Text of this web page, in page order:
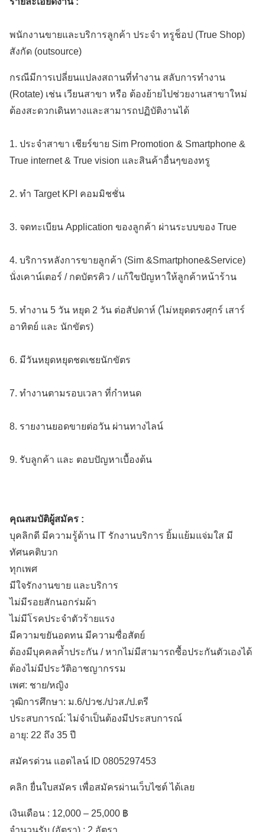
พนักงานขายและบริการลูกค้า ประจำ ทรูช็อป (True Shop)
สังกัด (outsource)
กรณีมีการเปลี่ยนแปลงสถานที่ทำงาน สลับการทำงาน
(Rotate) เช่น เวียนสาขา หรือ ต้องย้ายไปช่วยงานสาขาใหม่
ต้องสะดวกเดินทางและสามารถปฏิบัติงานได้
1. ประจำสาขา เชียร์ขาย Sim Promotion & Smartphone &
True internet & True vision และสินค้าอื่นๆของทรู
2. ทำ Target KPI คอมมิชชั่น
3. จดทะเบียน Application ของลูกค้า ผ่านระบบของ True
4. บริการหลังการขายลูกค้า (Sim &Smartphone&Service)
นั่งเคาน์เตอร์ / กดบัตรคิว / แก้ใขปัญหาให้ลูกค้าหน้าร้าน
5. ทำงาน 5 วัน หยุด 2 วัน ต่อสัปดาห์ (ไม่หยุดตรงศุกร์ เสาร์
อาทิตย์ และ นักขัตร)
6. มีวันหยุดหยุดชดเชยนักขัตร
7. ทำงานตามรอบเวลา ที่กำหนด
8. รายงานยอดขายต่อวัน ผ่านทางไลน์
9. รับลูกค้า และ ตอบปัญหาเบื้องต้น
คุณสมบัติผู้สมัคร :
บุคลิกดี มีความรู้ด้าน IT รักงานบริการ ยิ้มแย้มแจ่มใส มี
ทัศนคติบวก
ทุกเพศ
มีใจรักงานขาย และบริการ
ไม่มีรอยสักนอกร่มผ้า
ไม่มีโรคประจำตัวร้ายแรง
มีความขยันอดทน มีความซื่อสัตย์
ต้องมีบุคคลค้ำประกัน / หากไม่มีสามารถซื้อประกันตัวเองได้
ต้องไม่มีประวัติอาชญากรรม
เพศ: ชาย/หญิง
วุฒิการศึกษา: ม.6/ปวช./ปวส./ป.ตรี
ประสบการณ์: ไม่จำเป็นต้องมีประสบการณ์
อายุ: 22 ถึง 35 ปี
สมัครด่วน แอดไลน์ ID 0805297453
คลิก ยื่นใบสมัคร เพื่อสมัครผ่านเว็บไซต์ ได้เลย
เงินเดือน : 12,000 – 25,000 ฿